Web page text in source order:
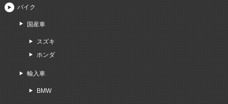
バイク
国産車
スズキ
ホンダ
輸入車
BMW